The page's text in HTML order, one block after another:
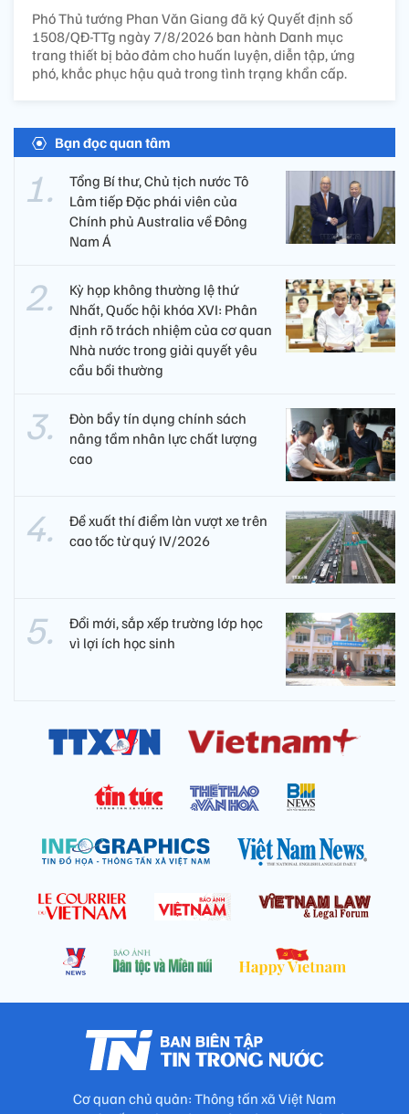
Phó Thủ tướng Phan Văn Giang đã ký Quyết định số
1508/QĐ-TTg ngày 7/8/2026 ban hành Danh mục
trang thiết bị bảo đảm cho huấn luyện, diễn tập, ứng
phó, khắc phục hậu quả trong tình trạng khẩn cấp.
Bạn đọc quan tâm
Tổng Bí thư, Chủ tịch nước Tô
Lâm tiếp Đặc phái viên của
Chính phủ Australia về Đông
Nam Á
Kỳ họp không thường lệ thứ
Nhất, Quốc hội khóa XVI: Phân
định rõ trách nhiệm của cơ quan
Nhà nước trong giải quyết yêu
cầu bồi thường
Đòn bẩy tín dụng chính sách
nâng tầm nhân lực chất lượng
cao
Đề xuất thí điểm làn vượt xe trên
cao tốc từ quý IV/2026
Đổi mới, sắp xếp trường lớp học
vì lợi ích học sinh
Cơ quan chủ quản: Thông tấn xã Việt Nam